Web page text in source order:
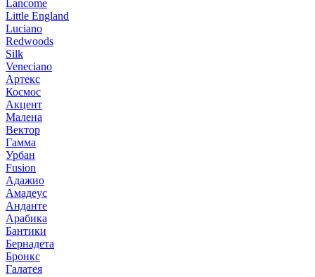
Lancome
Little England
Luciano
Redwoods
Silk
Veneciano
Артекс
Космос
Акцент
Малена
Вектор
Гамма
Урбан
Fusion
Адажио
Амадеус
Анданте
Арабика
Бантики
Бернадета
Бронкс
Галатея